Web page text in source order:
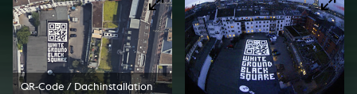
QR-Code / Dachinstallation